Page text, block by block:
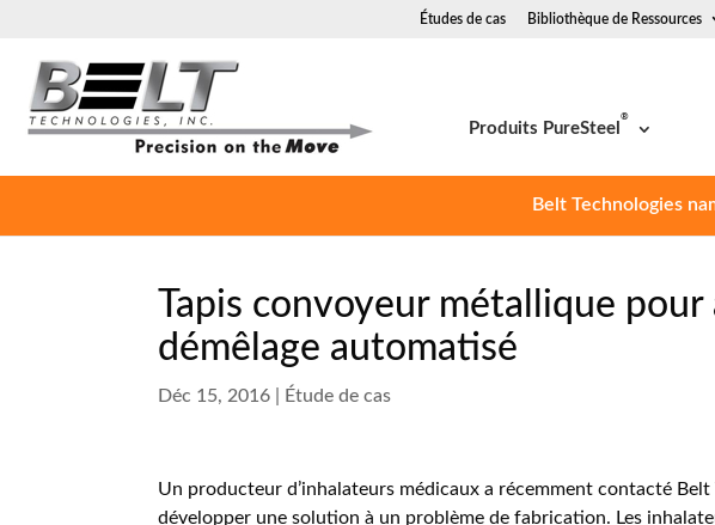
Études de cas Bibliothèque de Ressources
Produits PureSteel
®
Belt Technologies
Tapis convoyeur métallique pour
démêlage automatisé
Déc 15, 2016 Étude de cas
Un producteur d’inhalateurs médicaux a récemment contacté Belt
développer une solution à un problème de fabrication. Les